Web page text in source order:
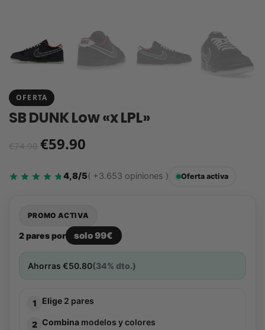
OFERTA
SB DUNK Low «x LPL»
€74.90 €59.90
4,8/5( +3.653 opiniones ) Oferta activa
PROMO ACTIVA
2 pares por solo 99€
Ahorras €50.80(34% dto.)
1 Elige 2 pares
2 Combina modelos y colores